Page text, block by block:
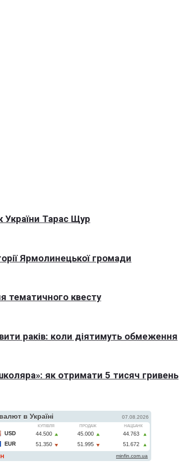
України Тарас Щур
Ярмолинецької громади
тематичного квесту
раків: коли діятимуть обмеження
як отримати 5 тисяч гривень